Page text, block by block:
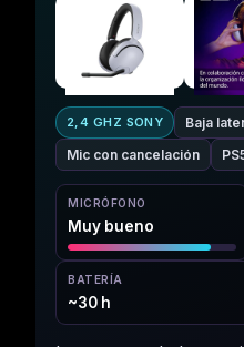
2,4 GHZ SONY Baja
Mic con cancelación
MICRÓFONO
Muy bueno
BATERÍA
~30 h